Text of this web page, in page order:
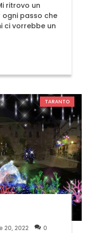
ritrovo un
passo che
ci vorrebbe un
TARANTO
20, 2022
0